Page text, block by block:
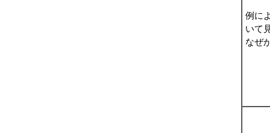
例に
いて
なぜ